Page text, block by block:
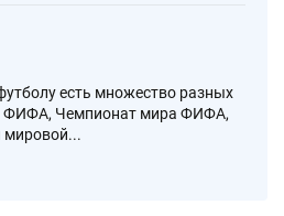
есть множество разных
ФИФА, Чемпионат мира ФИФА,
мировой...